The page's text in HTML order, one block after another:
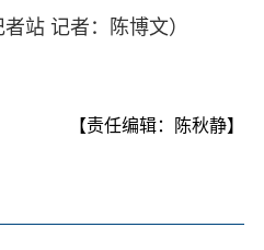
站 记者：陈博文）
【责任编辑：陈秋静】